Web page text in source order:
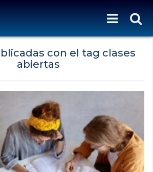
con el tag clases
abiertas